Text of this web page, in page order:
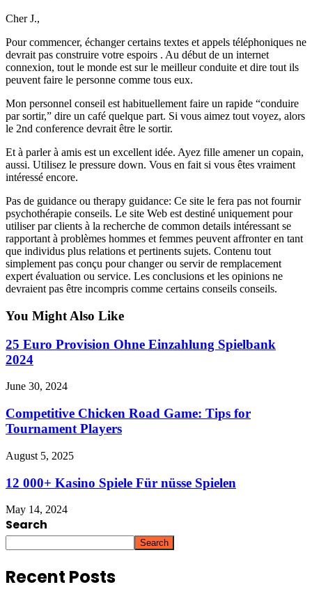
Cher J.,
Pour commencer, échanger certains textes et appels téléphoniques ne
devrait pas construire votre espoirs . Au début de un internet
connexion, tout le monde est sur le meilleur conduite et dire tout ils
peuvent faire le personne comme tous eux.
Mon personnel conseil est habituellement faire un rapide “conduire
par sortir,” dire un café quelque part. Si vous aimez tout voyez, alors
le 2nd conference devrait être le sortir.
Et à parler à amis est un excellent idée. Ayez fille amener un copain,
aussi. Utilisez le pressure down. Vous en fait si vous êtes vraiment
intéressé encore.
Pas de guidance ou therapy guidance: Ce site le fera pas not fournir
psychothérapie conseils. Le site Web est destiné uniquement pour
utiliser par clients à la recherche de common details intéressant se
rapportant à problèmes hommes et femmes peuvent affronter en tant
que individus plus relations et pertinents sujets. Contenu tout
simplement pas conçu pour changer ou servir de remplacement
expert évaluation ou service. Les conclusions et les opinions ne
devraient pas être incompris comme certains conseils conseils.
You Might Also Like
25 Euro Provision Ohne Einzahlung Spielbank
2024
June 30, 2024
Competitive Chicken Road Game: Tips for
Tournament Players
August 5, 2025
12 000+ Kasino Spiele Für nüsse Spielen
May 14, 2024
Search
Search
Recent Posts